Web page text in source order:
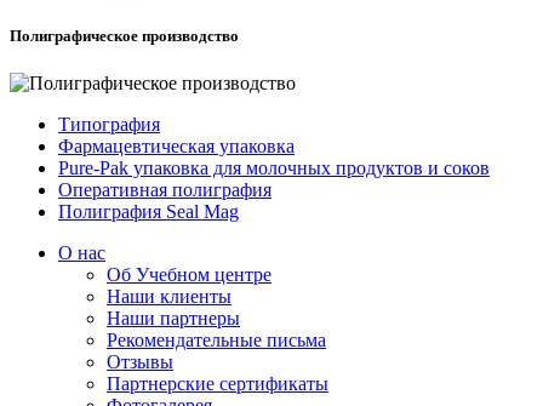
Полиграфическое производство
Типография
Фармацевтическая упаковка
Pure-Pak упаковка для молочных продуктов и соков
Оперативная полиграфия
Полиграфия Seal Mag
О нас
Об Учебном центре
Наши клиенты
Наши партнеры
Рекомендательные письма
Отзывы
Партнерские сертификаты